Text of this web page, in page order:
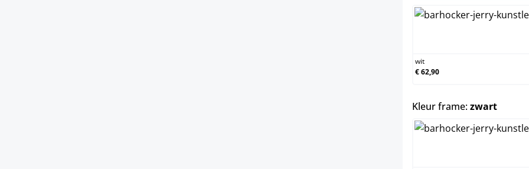
wit
€ 62,90
Kleur frame:zwartselect